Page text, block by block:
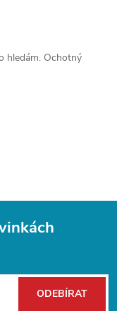
hledám. Ochotný
ODEBÍRAT